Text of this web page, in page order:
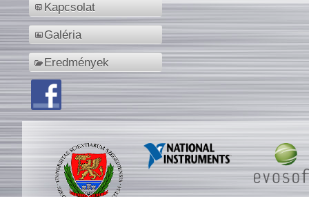
Kapcsolat
Galéria
Eredmények